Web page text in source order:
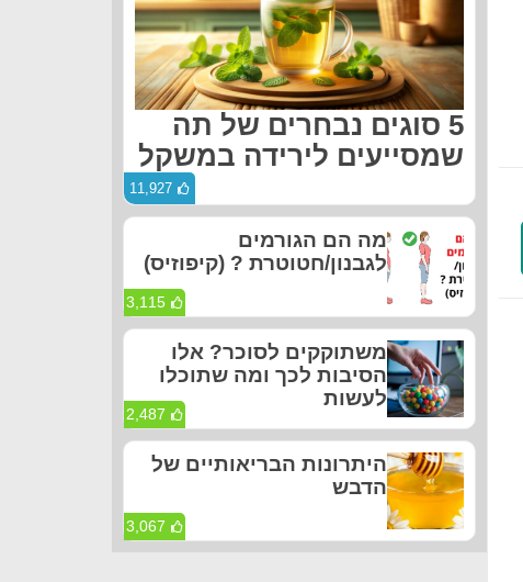
5 סוגים נבחרים של תה
שמסייעים לירידה במשקל
11,927
מה הם הגורמים
לגבנון/חטוטרת ? (קיפוזיס)
3,115
משתוקקים לסוכר? אלו
הסיבות לכך ומה שתוכלו
לעשות
2,487
היתרונות הבריאותיים של
הדבש
3,067